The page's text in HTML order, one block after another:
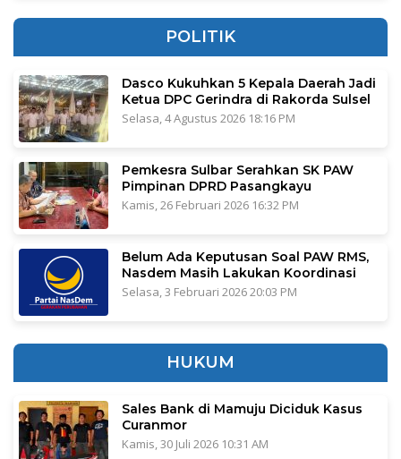
POLITIK
Dasco Kukuhkan 5 Kepala Daerah Jadi
Ketua DPC Gerindra di Rakorda Sulsel
Selasa, 4 Agustus 2026 18:16 PM
Pemkesra Sulbar Serahkan SK PAW
Pimpinan DPRD Pasangkayu
Kamis, 26 Februari 2026 16:32 PM
Belum Ada Keputusan Soal PAW RMS,
Nasdem Masih Lakukan Koordinasi
Selasa, 3 Februari 2026 20:03 PM
HUKUM
Sales Bank di Mamuju Diciduk Kasus
Curanmor
Kamis, 30 Juli 2026 10:31 AM